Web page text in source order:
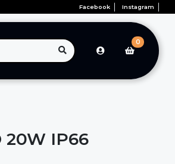
Facebook Instagram
0
20W IP66